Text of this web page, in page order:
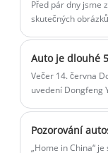
500 000“, mám
zdrženlivá
Před pár dny jsme
skutečných
generální ředitel
že brzy uspořádá
současně spustí
Večer 14. června
uvedení Dongfeng
„Home in China“